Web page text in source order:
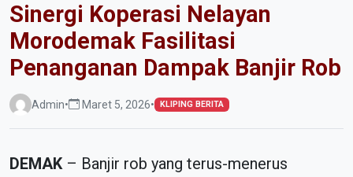
Sinergi Koperasi Nelayan
Morodemak Fasilitasi
Penanganan Dampak Banjir Rob
Admin• Maret 5, 2026• KLIPING BERITA
DEMAK– Banjir rob yang terus-menerus